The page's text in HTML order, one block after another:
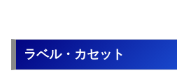
ラベル・カセット